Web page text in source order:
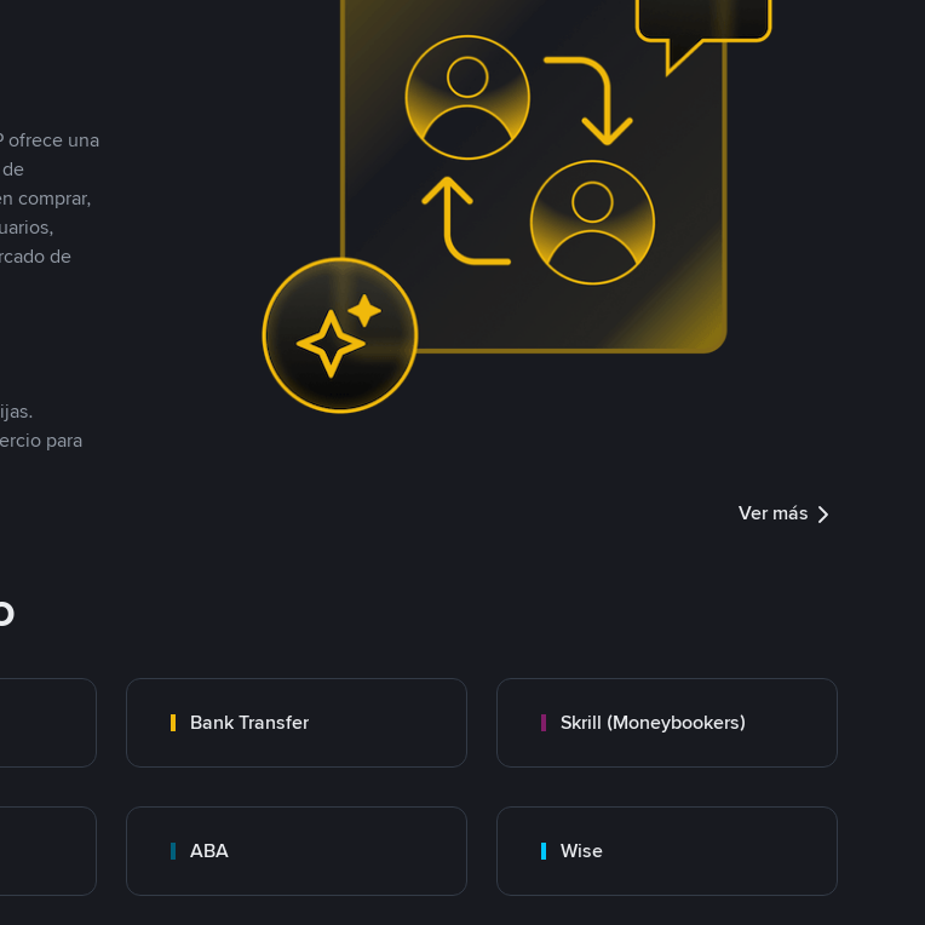
ofrece una
comprar,
de
para
Ver más
Bank Transfer Skrill (Moneybookers)
ABA Wise